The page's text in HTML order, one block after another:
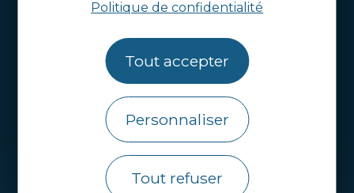
Politique de confidentialité
Tout accepter
Personnaliser
Tout refuser
Handi-tourisme
Côtes d’Armor Destination
Agence de Développement Touristique et
d’Attractivité des Côtes d’Armor.